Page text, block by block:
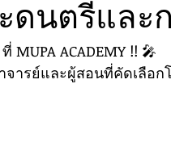
งดนตรีและ
MUPA ACADEMY !! 🎤
จารย์และผู้สอนที่คัดเลือ